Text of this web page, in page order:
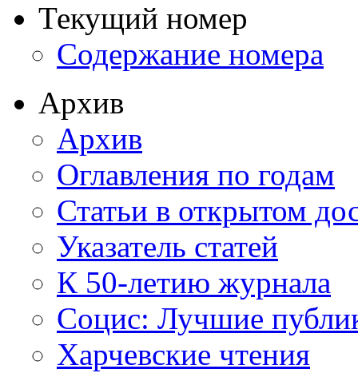
Текущий номер
Содержание номера
Архив
Архив
Оглавления по годам
Статьи в открытом
Указатель статей
К 50-летию журнала
Социс: Лучшие
Харчевские чтения